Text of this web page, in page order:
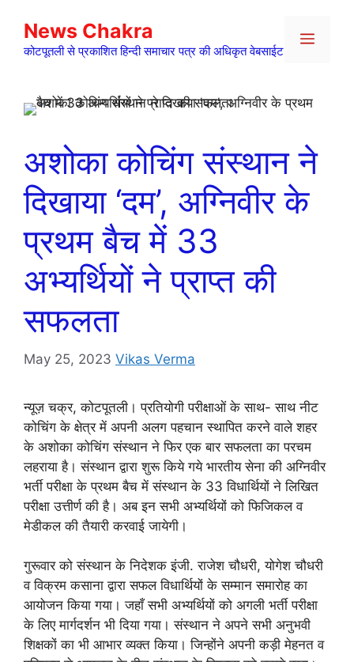
content
News Chakra
कोटपूतली से प्रकाशित हिन्दी समाचार पत्र की अधिकृत वेबसाईट
Menu
अशोका कोचिंग संस्थान ने
दिखाया ‘दम’, अग्निवीर के
प्रथम बैच में 33
अभ्यर्थियों ने प्राप्त की
सफलता
May 25, 2023 Vikas Verma
न्यूज़ चक्र, कोटपूतली। प्रतियोगी परीक्षाओं के साथ- साथ नीट
कोचिंग के क्षेत्र में अपनी अलग पहचान स्थापित करने वाले शहर
के अशोका कोचिंग संस्थान ने फिर एक बार सफलता का परचम
लहराया है। संस्थान द्वारा शुरू किये गये भारतीय सेना की अग्निवीर
भर्ती परीक्षा के प्रथम बैच में संस्थान के 33 विधार्थियों ने लिखित
परीक्षा उत्तीर्ण की है। अब इन सभी अभ्यर्थियों को फिजिकल व
मेडीकल की तैयारी करवाई जायेगी।
गुरूवार को संस्थान के निदेशक इंजी. राजेश चौधरी, योगेश चौधरी
व विक्रम कसाना द्वारा सफल विधार्थियों के सम्मान समारोह का
आयोजन किया गया। जहाँ सभी अभ्यर्थियों को अगली भर्ती परीक्षा
के लिए मार्गदर्शन भी दिया गया। संस्थान ने अपने सभी अनुभवी
शिक्षकों का भी आभार व्यक्त किया। जिन्होंने अपनी कड़ी मेहनत व